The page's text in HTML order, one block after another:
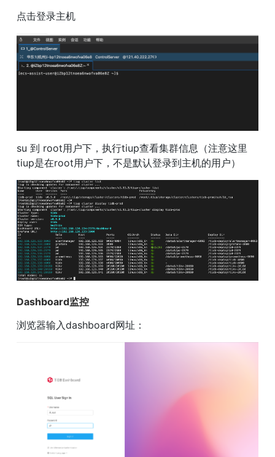
点击登录主机
su 到 root用户下，执行tiup查看集群信息（注意这里
tiup是在root用户下，不是默认登录到主机的用户）
Dashboard监控
浏览器输入dashboard网址：